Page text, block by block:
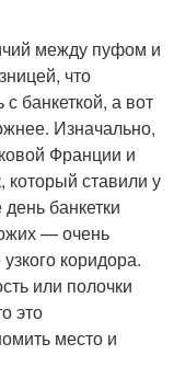
между пуфом и
что
банкеткой, а вот
Изначально,
Франции и
который ставили у
банкетки
— очень
коридора.
или полочки
это
место и